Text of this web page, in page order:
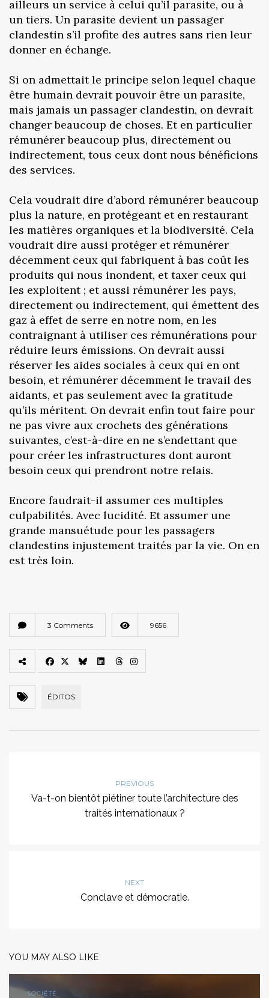
ailleurs un service à celui qu’il parasite, ou à
un tiers. Un parasite devient un passager
clandestin s’il profite des autres sans rien leur
donner en échange.
Si on admettait le principe selon lequel chaque
être humain devrait pouvoir être un parasite,
mais jamais un passager clandestin, on devrait
changer beaucoup de choses. Et en particulier
rémunérer beaucoup plus, directement ou
indirectement, tous ceux dont nous bénéficions
des services.
Cela voudrait dire d’abord rémunérer beaucoup
plus la nature, en protégeant et en restaurant
les matières organiques et la biodiversité. Cela
voudrait dire aussi protéger et rémunérer
décemment ceux qui fabriquent à bas coût les
produits qui nous inondent, et taxer ceux qui
les exploitent ; et aussi rémunérer les pays,
directement ou indirectement, qui émettent des
gaz à effet de serre en notre nom, en les
contraignant à utiliser ces rémunérations pour
réduire leurs émissions. On devrait aussi
réserver les aides sociales à ceux qui en ont
besoin, et rémunérer décemment le travail des
aidants, et pas seulement avec la gratitude
qu’ils méritent. On devrait enfin tout faire pour
ne pas vivre aux crochets des générations
suivantes, c’est-à-dire en ne s’endettant que
pour créer les infrastructures dont auront
besoin ceux qui prendront notre relais.
Encore faudrait-il assumer ces multiples
culpabilités. Avec lucidité. Et assumer une
grande mansuétude pour les passagers
clandestins injustement traités par la vie. On en
est très loin.
3 Comments 9656
ÉDITOS
PREVIOUS
Va-t-on bientôt piétiner toute l’architecture des
traités internationaux ?
NEXT
Conclave et démocratie.
YOU MAY ALSO LIKE
SOCIÉTÉ